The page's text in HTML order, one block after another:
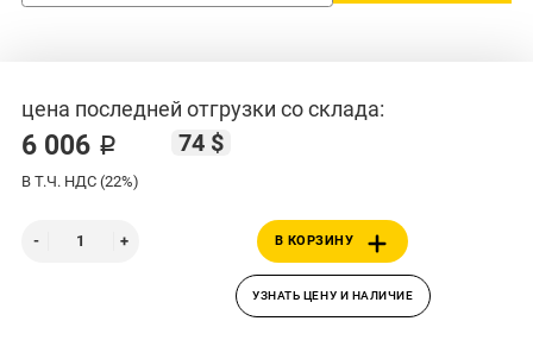
цена последней отгрузки со склада:
6 006 ₽ 74 $
В Т.Ч. НДС (22%)
В КОРЗИНУ
УЗНАТЬ ЦЕНУ И НАЛИЧИЕ